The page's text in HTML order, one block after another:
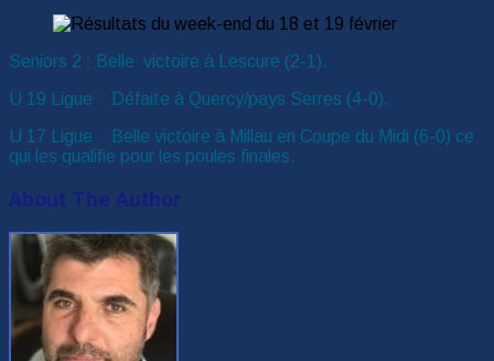
Seniors 2 : Belle victoire à Lescure (2-1).
U 19 Ligue : Défaite à Quercy/pays Serres (4-0).
U 17 Ligue : Belle victoire à Millau en Coupe du Midi (6-0) ce
qui les qualifie pour les poules finales.
About The Author